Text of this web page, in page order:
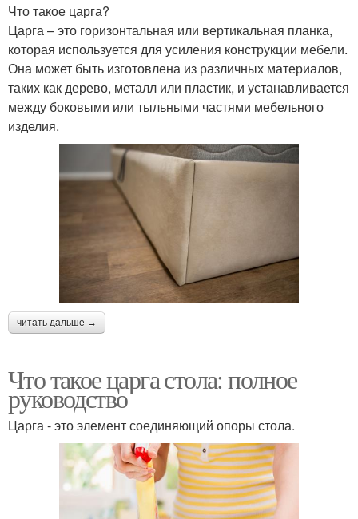
Что такое царга?
Царга – это горизонтальная или вертикальная планка,
которая используется для усиления конструкции мебели.
Она может быть изготовлена из различных материалов,
таких как дерево, металл или пластик, и устанавливается
между боковыми или тыльными частями мебельного
изделия.
читать дальше →
Что такое царга стола: полное
руководство
Царга - это элемент соединяющий опоры стола.